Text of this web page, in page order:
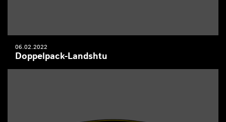
06.02.2022
Doppelpack-Landshtu